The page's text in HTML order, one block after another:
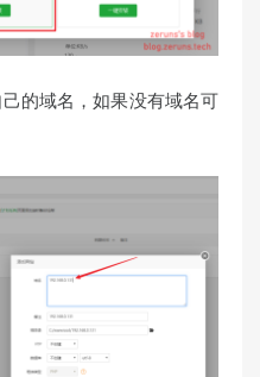
的域名，如果没有域名可